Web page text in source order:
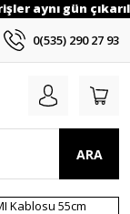
aynı gün
0(535) 290 27 93
ARA